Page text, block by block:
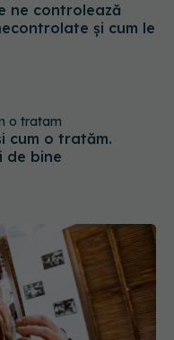
ne controlează
și cum le
cum o tratăm.
de bine